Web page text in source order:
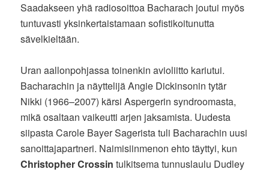
Saadakseen yhä radiosoittoa Bacharach joutui myös
tuntuvasti yksinkertaistamaan sofistikoitunutta
sävelkieltään.
Uran aallonpohjassa toinenkin avioliitto kariutui.
Bacharachin ja näyttelijä Angie Dickinsonin tytär
Nikki (1966–2007) kärsi Aspergerin syndroomasta,
mikä osaltaan vaikeutti arjen jaksamista. Uudesta
siipasta Carole Bayer Sagerista tuli Bacharachin uusi
sanoittajapartneri. Naimisiinmenon ehto täyttyi, kun
Christopher Crossin tulkitsema tunnuslaulu Dudley